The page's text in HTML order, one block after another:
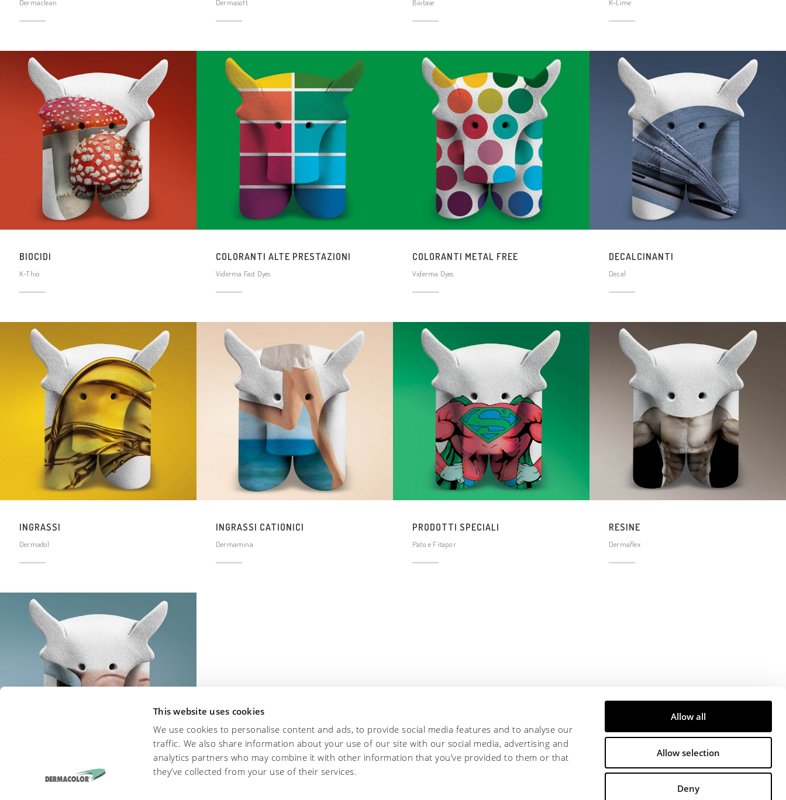
This website uses cookies
We use cookies to personalise content and ads, to provide social media features and to analyse our
traffic. We also share information about your use of our site with our social media, advertising and
analytics partners who may combine it with other information that you’ve provided to them or that
they’ve collected from your use of their services.
Allow all
Allow selection
Deny
Dermaclean Dermasoft Biotase K-Lime
BIOCIDI
K-Thio
COLORANTI ALTE PRESTAZIONI
Viderma Fast Dyes
COLORANTI METAL FREE
Viderma Dyes
DECALCINANTI
Decal
INGRASSI
Dermadol
INGRASSI CATIONICI
Dermamina
PRODOTTI SPECIALI
Pato e Fitapor
RESINE
Dermaflex